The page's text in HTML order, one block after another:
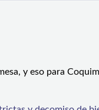
y eso para